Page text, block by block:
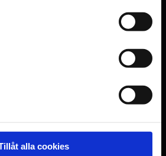
alla cookies
Presentkort
Företagsbiljetter